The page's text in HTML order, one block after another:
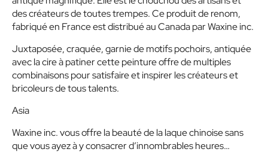
des créateurs de toutes trempes. Ce produit de renom,
fabriqué en France est distribué au Canada par Waxine inc.
Juxtaposée, craquée, garnie de motifs pochoirs, antiquée
avec la cire à patiner cette peinture offre de multiples
combinaisons pour satisfaire et inspirer les créateurs et
bricoleurs de tous talents.
Asia
Waxine inc. vous offre la beauté de la laque chinoise sans
que vous ayez à y consacrer d’innombrables heures…